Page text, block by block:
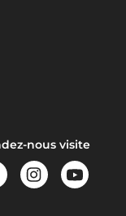
nous visite